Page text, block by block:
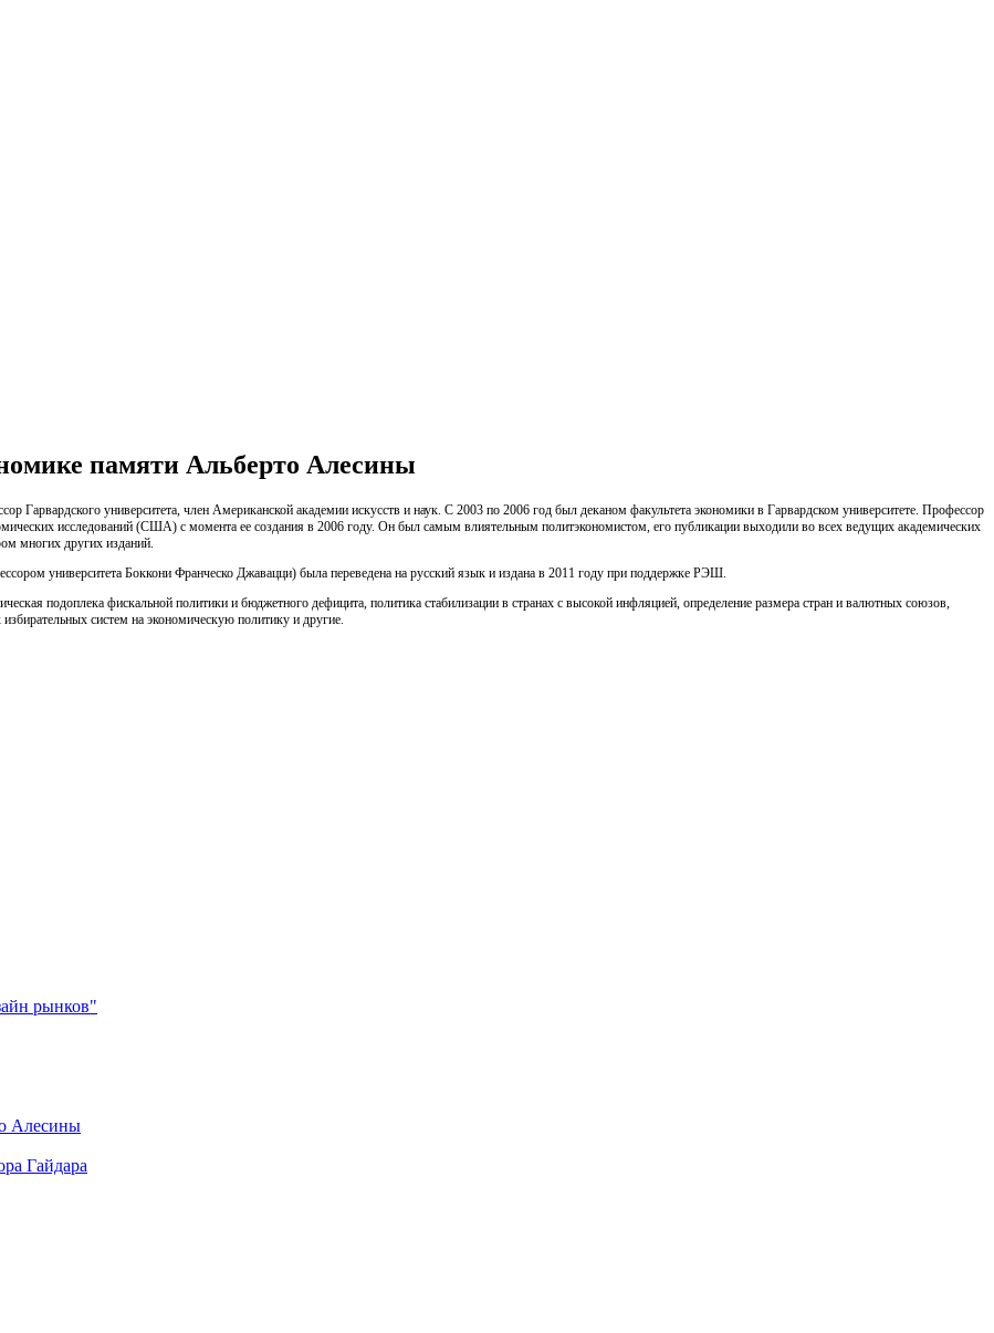
памяти Альберто Алесины
Гарвардского университета, член Американской академии искусств и наук. С 2003 по 2006 год был деканом факультета экономики в Гарвардском университете. Профессор
исследований (США) с момента ее создания в 2006 году. Он был самым влиятельным политэкономистом, его публикации выходили во всех ведущих академических
многих других изданий.
университета Боккони Франческо Джавацци) была переведена на русский язык и издана в 2011 году при поддержке РЭШ.
подоплека фискальной политики и бюджетного дефицита, политика стабилизации в странах с высокой инфляцией, определение размера стран и валютных союзов,
систем на экономическую политику и другие.
рынков"
Алесины
Гайдара